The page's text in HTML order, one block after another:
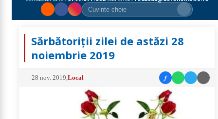
Sărbătoriții zilei de astăzi 28
noiembrie 2019
28 nov. 2019 ,Local f